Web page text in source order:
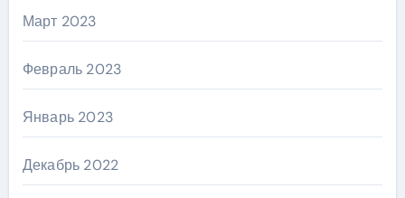
Март 2023
Февраль 2023
Январь 2023
Декабрь 2022